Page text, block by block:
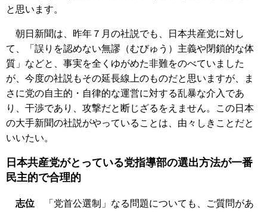
と思います。
朝日新聞は、昨年７月の社説でも、日本共産党に対し
て、「誤りを認めない無謬（むびゅう）主義や閉鎖的な体
質」などと、事実を全くゆがめた非難をのべていました
が、今度の社説もその延長線上のものだと思いますが、ま
さに党の自主的・自律的な運営に対する乱暴な介入であ
り、干渉であり、攻撃だと断じざるをえません。この日本
の大手新聞の社説がやっていることは、由々しきことだと
いいたい。
日本共産党がとっている党指導部の選出方法が一番
民主的で合理的
志位 「党首公選制」なる問題についても、ご質問があ